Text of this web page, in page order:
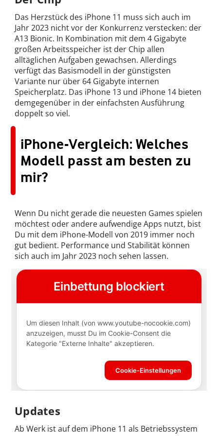
Das Herzstück des iPhone 11 muss sich auch im
Jahr 2023 nicht vor der Konkurrenz verstecken: der
A13 Bionic. In Kombination mit dem 4 Gigabyte
großen Arbeitsspeicher ist der Chip allen
alltäglichen Aufgaben gewachsen. Allerdings
verfügt das Basismodell in der günstigsten
Variante nur über 64 Gigabyte internen
Speicherplatz. Das iPhone 13 und iPhone 14 bieten
demgegenüber in der einfachsten Ausführung
doppelt so viel.
iPhone-Vergleich: Welches
Modell passt am besten zu
mir?
Wenn Du nicht gerade die neuesten Games spielen
möchtest oder andere aufwendige Apps nutzt, bist
Du mit dem iPhone-Modell von 2019 immer noch
gut bedient. Performance und Stabilität können
sich auch im Jahr 2023 noch sehen lassen.
Updates
Ab Werk ist auf dem iPhone 11 als Betriebssystem